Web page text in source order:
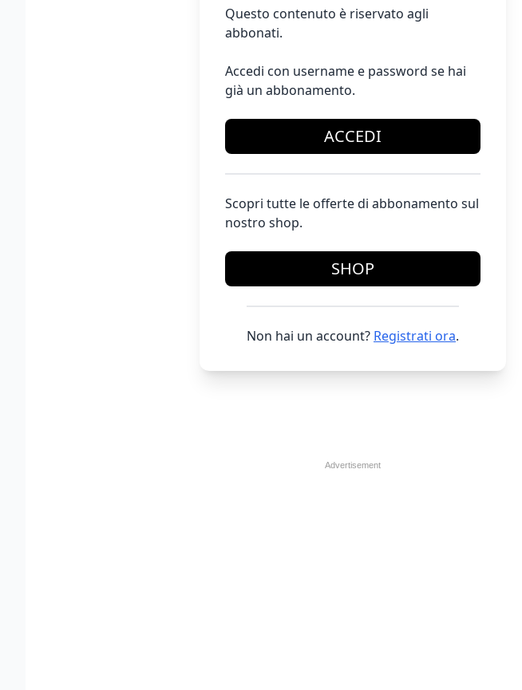
Questo contenuto è riservato agli
abbonati.
Accedi con username e password se hai
già un abbonamento.
ACCEDI
Scopri tutte le offerte di abbonamento sul
nostro shop.
SHOP
Non hai un account? Registrati ora.